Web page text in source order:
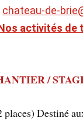
chateau-de-
activités de
/
places) Destiné